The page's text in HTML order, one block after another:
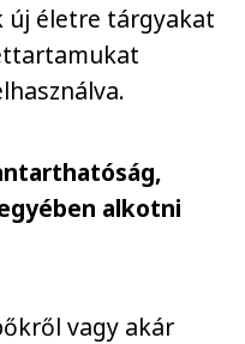
új életre tárgyakat
alkotni
vagy akár